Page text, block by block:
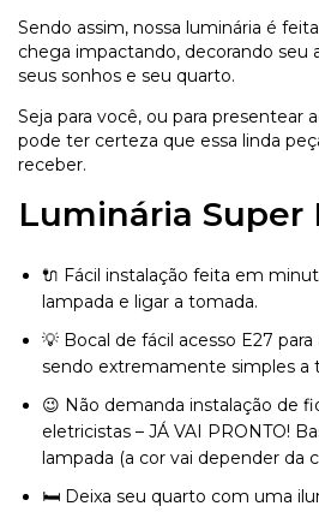
Sendo assim, nossa luminária é
chega impactando, decorando seu
seus sonhos e seu quarto.
Seja para você, ou para presentear
pode ter certeza que essa linda
receber.
Luminária Super
🔌 Fácil instalação feita em
lampada e ligar a tomada.
💡 Bocal de fácil acesso E27
sendo extremamente simples a
😉 Não demanda instalação de
eletricistas – JÁ VAI PRONTO!
lampada (a cor vai depender da
🛏️ Deixa seu quarto com uma